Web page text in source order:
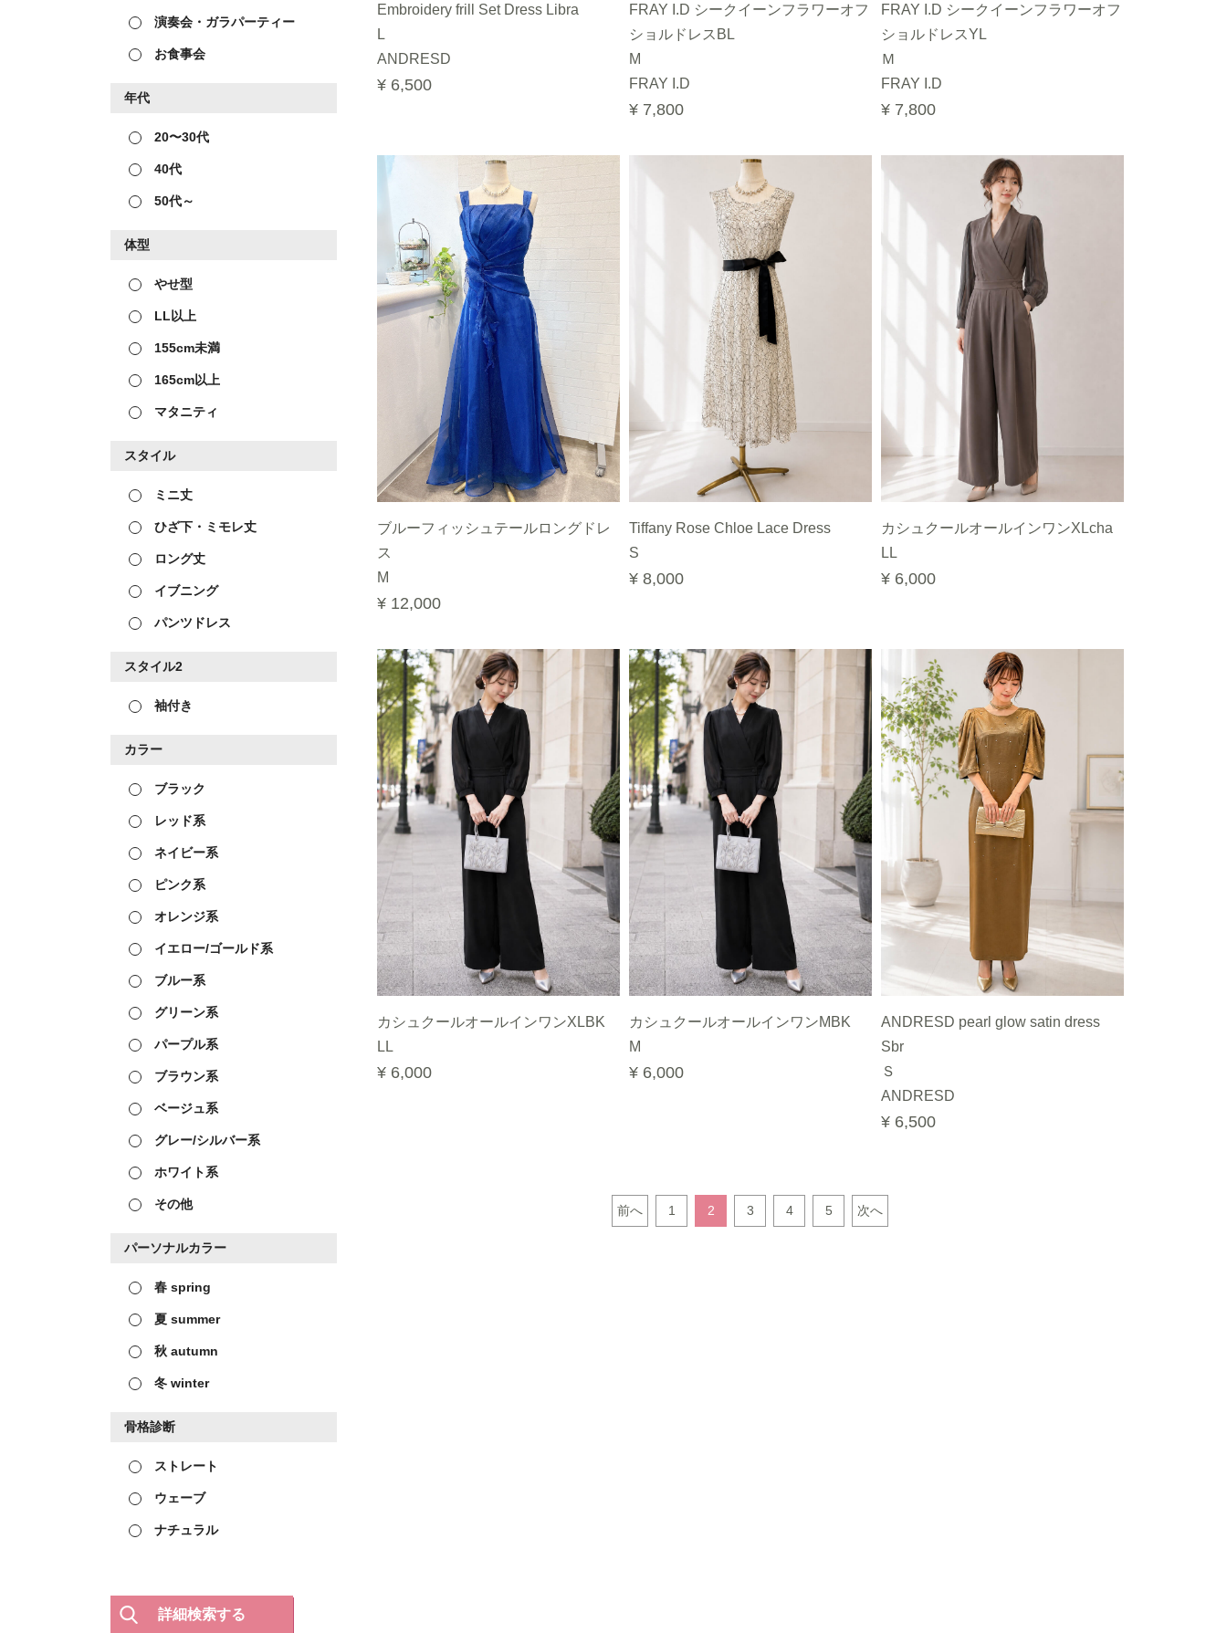
演奏会・ガラパーティー
お食事会
年代
20〜30代
40代
50代～
体型
やせ型
LL以上
155cm未満
165cm以上
マタニティ
スタイル
ミニ丈
ひざ下・ミモレ丈
ロング丈
イブニング
パンツドレス
スタイル2
袖付き
カラー
ブラック
レッド系
ネイビー系
ピンク系
オレンジ系
イエロー/ゴールド系
ブルー系
グリーン系
パープル系
ブラウン系
ベージュ系
グレー/シルバー系
ホワイト系
その他
パーソナルカラー
春 spring
夏 summer
秋 autumn
冬 winter
骨格診断
ストレート
ウェーブ
ナチュラル
Embroidery frill Set Dress Libra
L
ANDRESD
¥ 6,500
FRAY I.D シークイーンフラワーオフ
ショルドレスBL
M
FRAY I.D
¥ 7,800
FRAY I.D シークイーンフラワーオフ
ショルドレスYL
Ｍ
FRAY I.D
¥ 7,800
ブルーフィッシュテールロングドレ
ス
M
¥ 12,000
Tiffany Rose Chloe Lace Dress
S
¥ 8,000
カシュクールオールインワンXLcha
LL
¥ 6,000
カシュクールオールインワンXLBK
LL
¥ 6,000
カシュクールオールインワンMBK
M
¥ 6,000
ANDRESD pearl glow satin dress
Sbr
Ｓ
ANDRESD
¥ 6,500
前へ 1 2 3 4 5 次へ